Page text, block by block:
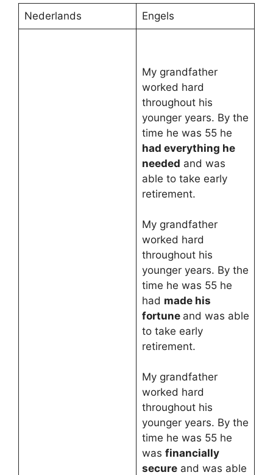
Nederlands Engels
My grandfather
worked hard
throughout his
younger years. By the
time he was 55 he
had everything he
needed and was
able to take early
retirement.
My grandfather
worked hard
throughout his
younger years. By the
time he was 55 he
had made his
fortune and was able
to take early
retirement.
My grandfather
worked hard
throughout his
younger years. By the
time he was 55 he
was financially
secureand was able